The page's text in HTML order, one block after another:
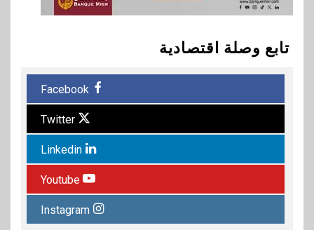
تابع وصلة اقتصادية
Facebook
Twitter
Linkedin
Youtube
Instagram